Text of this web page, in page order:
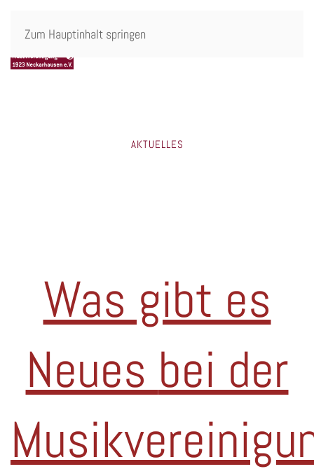
Zum Hauptinhalt springen
AKTUELLES
Was gibt es
Neues bei der